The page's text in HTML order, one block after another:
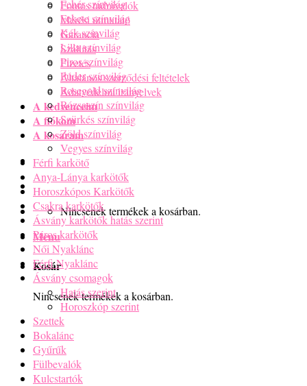
Fontos tudnivalók
Mérési útmutató
Garancia
Szállítás
Fizetés
Általános szerződési feltételek
Adatvédelmi irányelvek
A kedvenceim
A fiókom
A kosaram
Nincsenek termékek a kosárban.
Menu
Kosár
Nincsenek termékek a kosárban.
Fehér színvilág
Fekete színvilág
Kék színvilág
Lilla színvilág
Piros színvilág
Púder színvilág
Rosegold színvilág
Rózsaszín színvilág
Szürkés színvilág
Zöld színvilág
Vegyes színvilág
Férfi karkötő
Anya-Lánya karkötők
Horoszkópos Karkötők
Csakra karkötők
Ásvány karkötők hatás szerint
Páros karkötők
Női Nyaklánc
Férfi Nyaklánc
Ásvány csomagok
Hatás szerint
Horoszkóp szerint
Szettek
Bokalánc
Gyűrűk
Fülbevalók
Kulcstartók